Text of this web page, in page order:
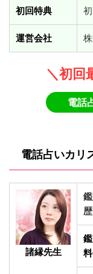
初回特典
運営会社
＼初回
電話
電話占いカリ
諸縁先生
歴